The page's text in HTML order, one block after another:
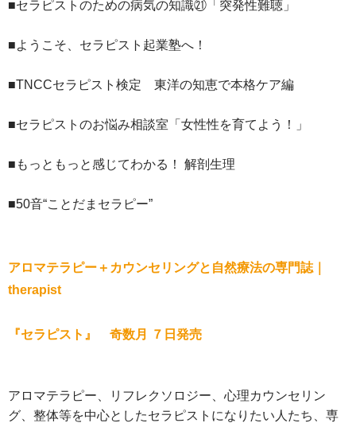
■セラピストのための病気の知識㉑「突発性難聴」
■ようこそ、セラピスト起業塾へ！
■TNCCセラピスト検定 東洋の知恵で本格ケア編
■セラピストのお悩み相談室「女性性を育てよう！」
■もっともっと感じてわかる！ 解剖生理
■50音“ことだまセラピー”
アロマテラピー＋カウンセリングと自然療法の専門誌｜
therapist
『セラピスト』 奇数月 ７日発売
アロマテラピー、リフレクソロジー、心理カウンセリン
グ、整体等を中心としたセラピストになりたい人たち、専